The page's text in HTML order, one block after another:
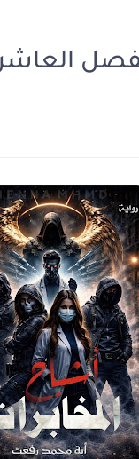
بقلم اية محمد